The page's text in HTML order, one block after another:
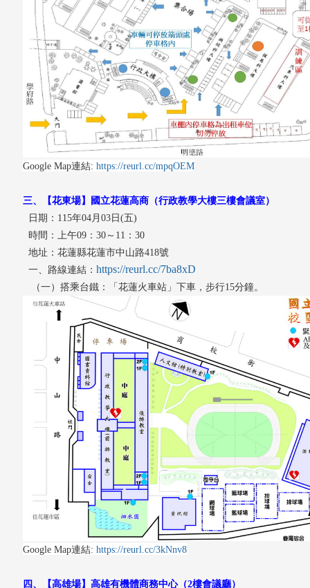
Google Map連結: https://reurl.cc/mpqOEM
三、
【花東場】國立花蓮高商（行政教學大樓三樓會議室）
日期：115年04月03日(五)
時間：上午09：30～11：30
地址：花蓮縣花蓮市中山路418號
一、路線連結： https://reurl.cc/7ba8xD
（一）搭乘台鐵 ：「花蓮火車站」下車，步行15分鐘。
Google Map連結: https://reurl.cc/3kNnv8
四、 【高雄場】高雄有機體商務中心（2樓會議廳）